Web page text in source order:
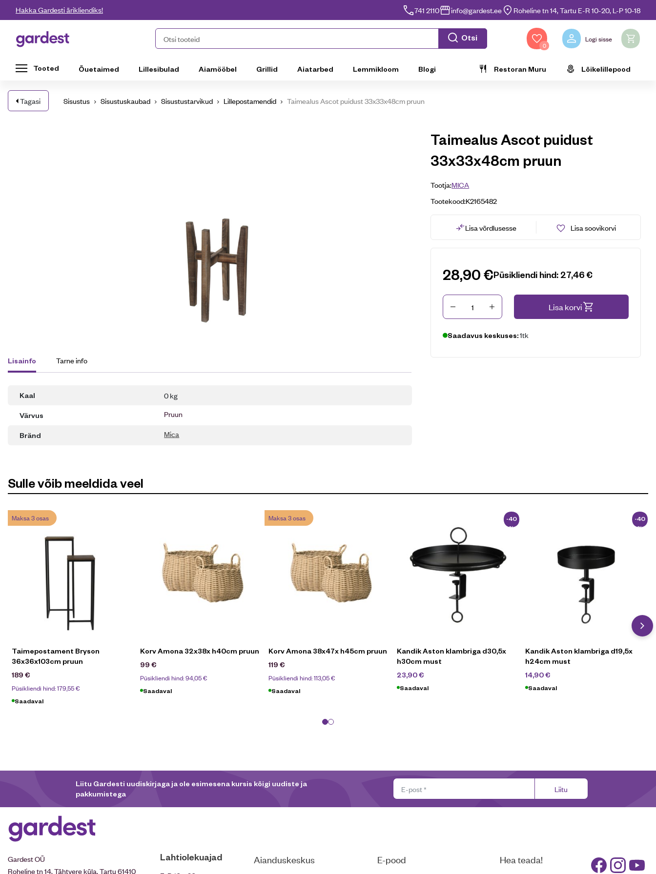
Liigu edasi põhisisu juurde
Hakka Gardesti ärikliendiks! 741 2110 info@gardest.ee Roheline tn 14, Tartu E-R 10-20, L-P 10-18
Gardest Otsi tooteid Otsi
0
Logi sisse
Tooted Õuetaimed Lillesibulad Aiamööbel Grillid Aiatarbed Lemmikloom Blogi Restoran Muru Lõikelillepood
Tagasi Sisustus Sisustuskaubad Sisustustarvikud Lillepostamendid Taimealus Ascot puidust 33x33x48cm pruun
Lisainfo Tarne info
Kaal 0 kg
Värvus Pruun
Bränd Mica
Taimealus Ascot puidust
33x33x48cm pruun
Tootja:MICA
Tootekood:K2165482
Lisa võrdlusesse Lisa soovikorvi
28,90€Püsikliendi hind: 27,46€
Kogus Lisa korvi
Saadavus keskuses:1tk
Sulle võib meeldida veel
Maksa 3 osas
Taimepostament Bryson
36x36x103cm pruun
189 €
Püsikliendi hind:179,55€
Saadaval
Korv Amona 32x38x h40cm pruun
99 €
Püsikliendi hind:94,05€
Saadaval
Maksa 3 osas
Korv Amona 38x47x h45cm pruun
119 €
Püsikliendi hind:113,05€
Saadaval
-40
%
Kandik Aston klambriga d30,5x
h30cm must
23,90€
Saadaval
-40
%
Kandik Aston klambriga d19,5x
h24cm must
14,90€
Saadaval
Liitu Gardesti uudiskirjaga ja ole esimesena kursis kõigi uudiste ja
pakkumistega
Liitu
Gardest OÜ
Roheline tn 14, Tähtvere küla, Tartu 61410
Lahtiolekuajad Aianduskeskus E-pood Hea teada!